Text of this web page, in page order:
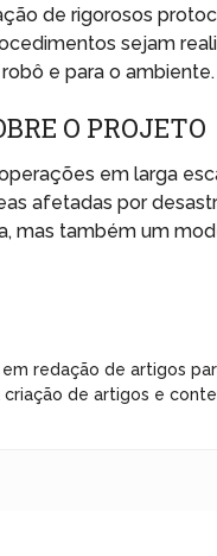
de rigorosos
sejam
e para o ambiente.
O PROJETO
em larga
afetadas por
mas também um
redação de artigos
de artigos e